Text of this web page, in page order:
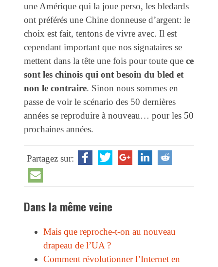
une Amérique qui la joue perso, les bledards
ont préférés une Chine donneuse d’argent: le
choix est fait, tentons de vivre avec. Il est
cependant important que nos signataires se
mettent dans la tête une fois pour toute que ce
sont les chinois qui ont besoin du bled et
non le contraire. Sinon nous sommes en
passe de voir le scénario des 50 dernières
années se reproduire à nouveau… pour les 50
prochaines années.
Partagez sur:
Dans la même veine
Mais que reproche-t-on au nouveau
drapeau de l’UA ?
Comment révolutionner l’Internet en